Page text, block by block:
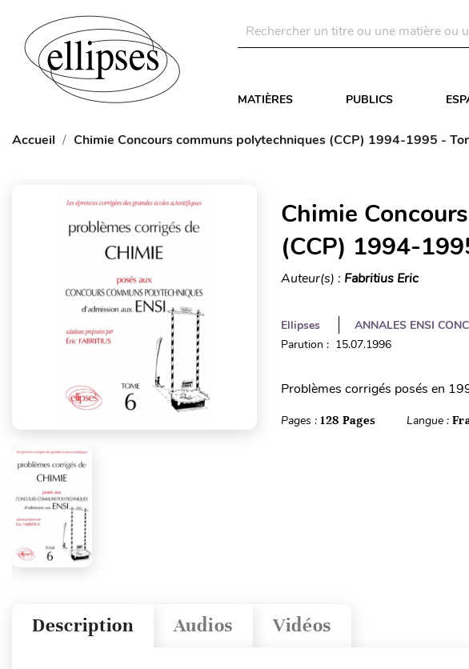
MATIÈRES PUBLICS
Accueil Chimie Concours communs polytechniques (CCP) 1994-1995 -
Chimie
(CCP) 1994-
Auteur(s) : Fabritius Eric
Ellipses
ANNALES ENSI
Parution : 15.07.1996
Problèmes corrigés posés en
Pages : 128 Pages Langue :
Vidéos
Audios
Description